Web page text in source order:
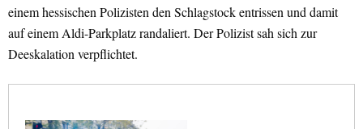
einem hessischen Polizisten den Schlagstock entrissen und damit
auf einem Aldi-Parkplatz randaliert. Der Polizist sah sich zur
Deeskalation verpflichtet.